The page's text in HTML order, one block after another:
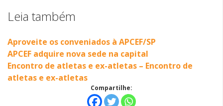
Leia também
Aproveite os conveniados à APCEF/SP
APCEF adquire nova sede na capital
Encontro de atletas e ex-atletas – Encontro de
atletas e ex-atletas
Compartilhe: